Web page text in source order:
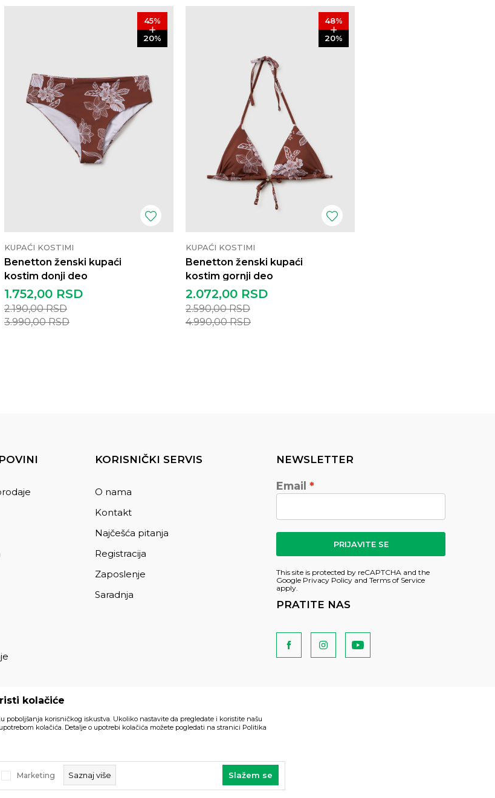
45%
20%
KUPAĆI KOSTIMI
Benetton ženski kupaći
kostim donji deo
1.752,00 RSD
2.190,00RSD
3.990,00RSD
48%
20%
KUPAĆI KOSTIMI
Benetton ženski kupaći
kostim gornji deo
2.072,00 RSD
2.590,00RSD
4.990,00RSD
KORISNIČKI SERVIS
O nama
Kontakt
Najčešća pitanja
Registracija
Zaposlenje
Saradnja
NEWSLETTER
Email
PRIJAVITE SE
This site is protected by reCAPTCHA and the
Google Privacy Policy and Terms of Service
apply.
PRATITE NAS
na sajtu su
kolačiće
poboljšanja korisničkog iskustva. Ukoliko nastavite da pregledate i koristite našu
kolačića. Detalje o upotrebi kolačića možete pogledati na stranici Politika
Marketing Saznaj više Slažem se